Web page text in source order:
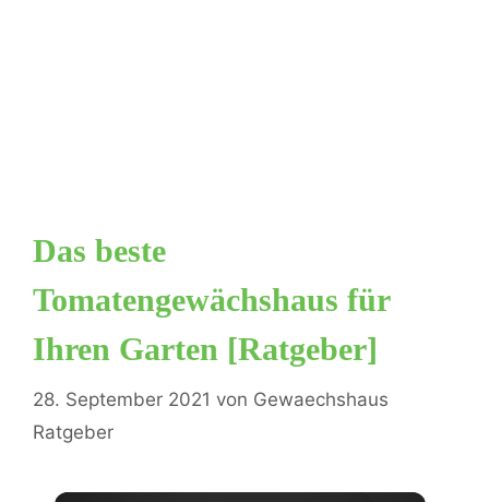
Das beste
Tomatengewächshaus für
Ihren Garten [Ratgeber]
28. September 2021 von Gewaechshaus
Ratgeber